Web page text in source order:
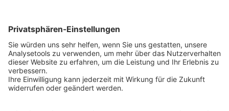
IFU anfordern
Zertifizierungen